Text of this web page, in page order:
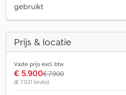
gebruikt
Prijs & locatie
Vaste prijs excl. btw
€ 5.900€ 7.900
(€ 7.021 bruto)